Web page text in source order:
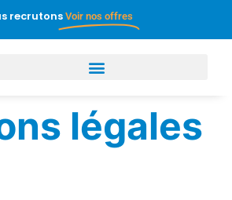
recrutons Voir nos offres
légales